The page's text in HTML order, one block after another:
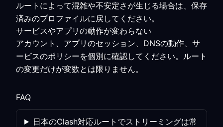
ルートによって混雑や不安定さが生じる場合は、保存
済みのプロファイルに戻してください。
サービスやアプリの動作が変わらない
アカウント、アプリのセッション、DNSの動作、サ
ービスのポリシーを個別に確認してください。ルート
の変更だけが変数とは限りません。
FAQ
日本のClash対応ルートでストリーミングは常